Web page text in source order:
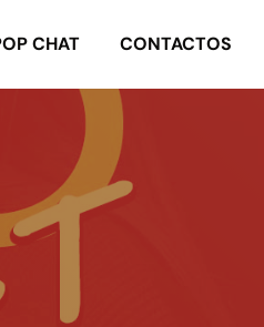
CHAT CONTACTOS